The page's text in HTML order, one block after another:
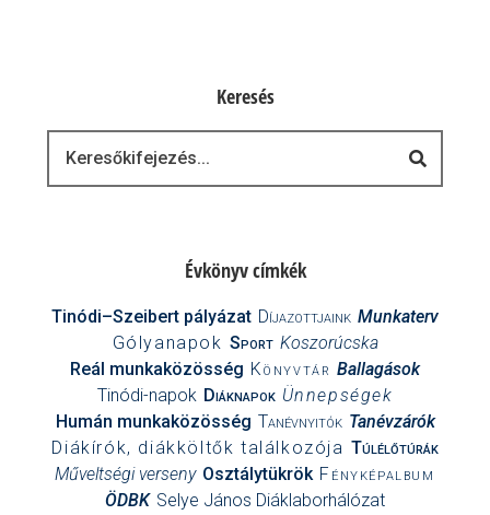
Keresés
Évkönyv címkék
Tinódi–Szeibert pályázat Díjazottjaink Munkaterv
Gólyanapok Sport Koszorúcska
Reál munkaközösség Könyvtár Ballagások
Tinódi-napok Diáknapok Ünnepségek
Humán munkaközösség Tanévnyitók Tanévzárók
Diákírók, diákköltők találkozója Túlélőtúrák
Műveltségi verseny Osztálytükrök Fényképalbum
ÖDBK Selye János Diáklaborhálózat